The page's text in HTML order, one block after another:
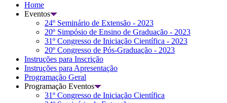
Home
Eventos
24º Seminário de Extensão - 2023
20º Simpósio de Ensino de Graduação - 2023
31º Congresso de Iniciação Científica - 2023
20º Congresso de Pós-Graduação - 2023
Instruções para Inscrição
Instruções para Apresentação
Programação Geral
Programação Eventos
31º Congresso de Iniciação Científica